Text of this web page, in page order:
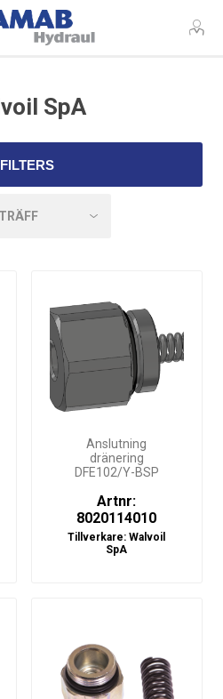
SpA
FILTERS
Anslutning
dränering
DFE102/Y-BSP
Artnr:
8020114010
Tillverkare:Walvoil
SpA